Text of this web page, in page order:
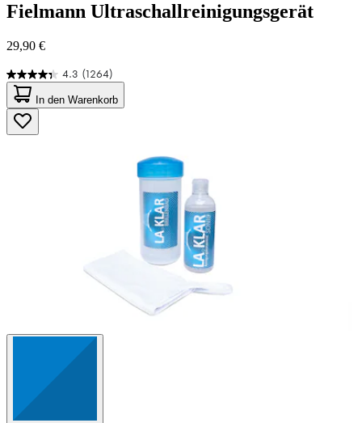
Fielmann Ultraschallreinigungsgerät
29,90 €
4.3 (1264)
4.3
von
5
Sternen.
1264
In den Warenkorb